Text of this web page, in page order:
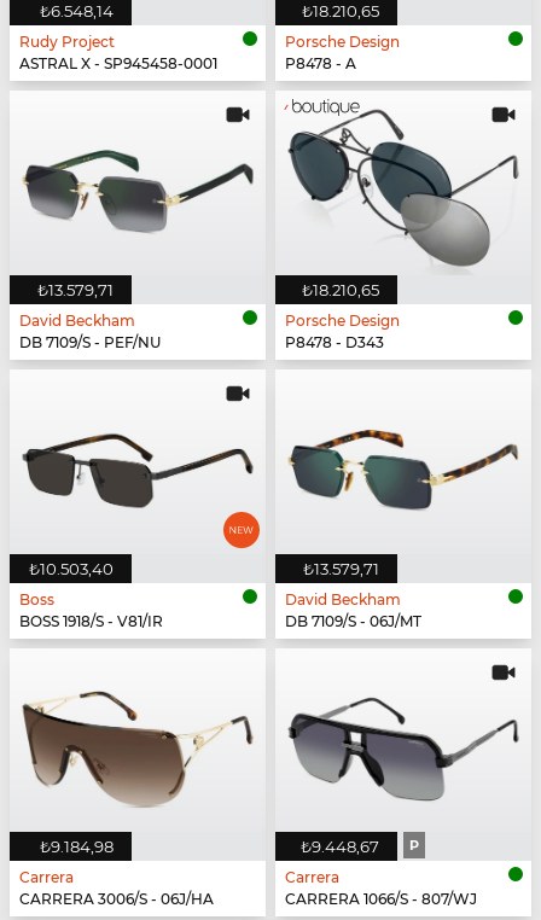
₺6.548,14
Rudy Project
ASTRAL X - SP945458-0001
₺18.210,65
Porsche Design
P8478 - A
₺13.579,71
David Beckham
DB 7109/S - PEF/NU
₺18.210,65
Porsche Design
P8478 - D343
₺10.503,40
Boss
BOSS 1918/S - V81/IR
₺13.579,71
David Beckham
DB 7109/S - 06J/MT
₺9.184,98
Carrera
CARRERA 3006/S - 06J/HA
₺9.448,67 P
Carrera
CARRERA 1066/S - 807/WJ